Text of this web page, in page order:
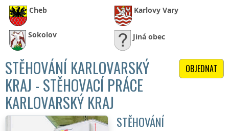
Cheb Karlovy Vary
Sokolov Jiná obec
OBJEDNAT
STĚHOVÁNÍ KARLOVARSKÝ
KRAJ - STĚHOVACÍ PRÁCE
KARLOVARSKÝ KRAJ
STĚHOVÁNÍ